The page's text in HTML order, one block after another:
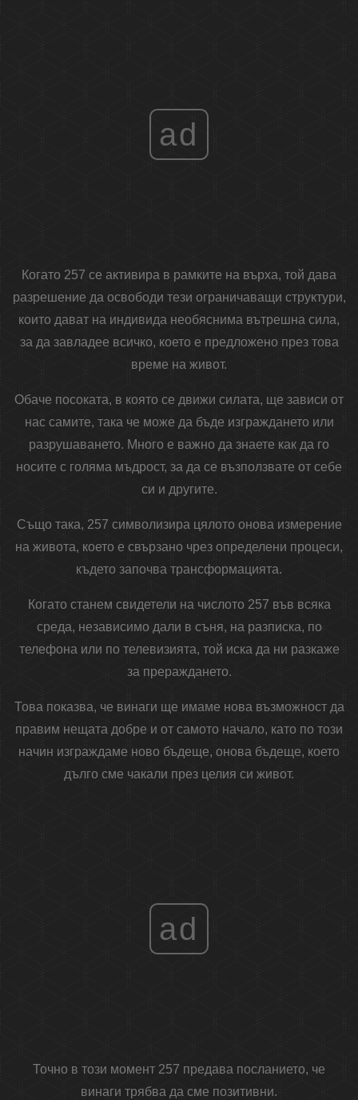
ad
Когато 257 се активира в рамките на върха, той дава
разрешение да освободи тези ограничаващи структури,
които дават на индивида необяснима вътрешна сила,
за да завладее всичко, което е предложено през това
време на живот.
Обаче посоката, в която се движи силата, ще зависи от
нас самите, така че може да бъде изграждането или
разрушаването. Много е важно да знаете как да го
носите с голяма мъдрост, за да се възползвате от себе
си и другите.
Също така, 257 символизира цялото онова измерение
на живота, което е свързано чрез определени процеси,
където започва трансформацията.
Когато станем свидетели на числото 257 във всяка
среда, независимо дали в съня, на разписка, по
телефона или по телевизията, той иска да ни разкаже
за прераждането.
Това показва, че винаги ще имаме нова възможност да
правим нещата добре и от самото начало, като по този
начин изграждаме ново бъдеще, онова бъдеще, което
дълго сме чакали през целия си живот.
ad
Точно в този момент 257 предава посланието, че
винаги трябва да сме позитивни.